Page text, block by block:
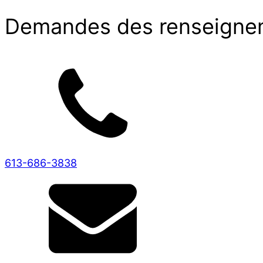
Demandes des
613-686-3838